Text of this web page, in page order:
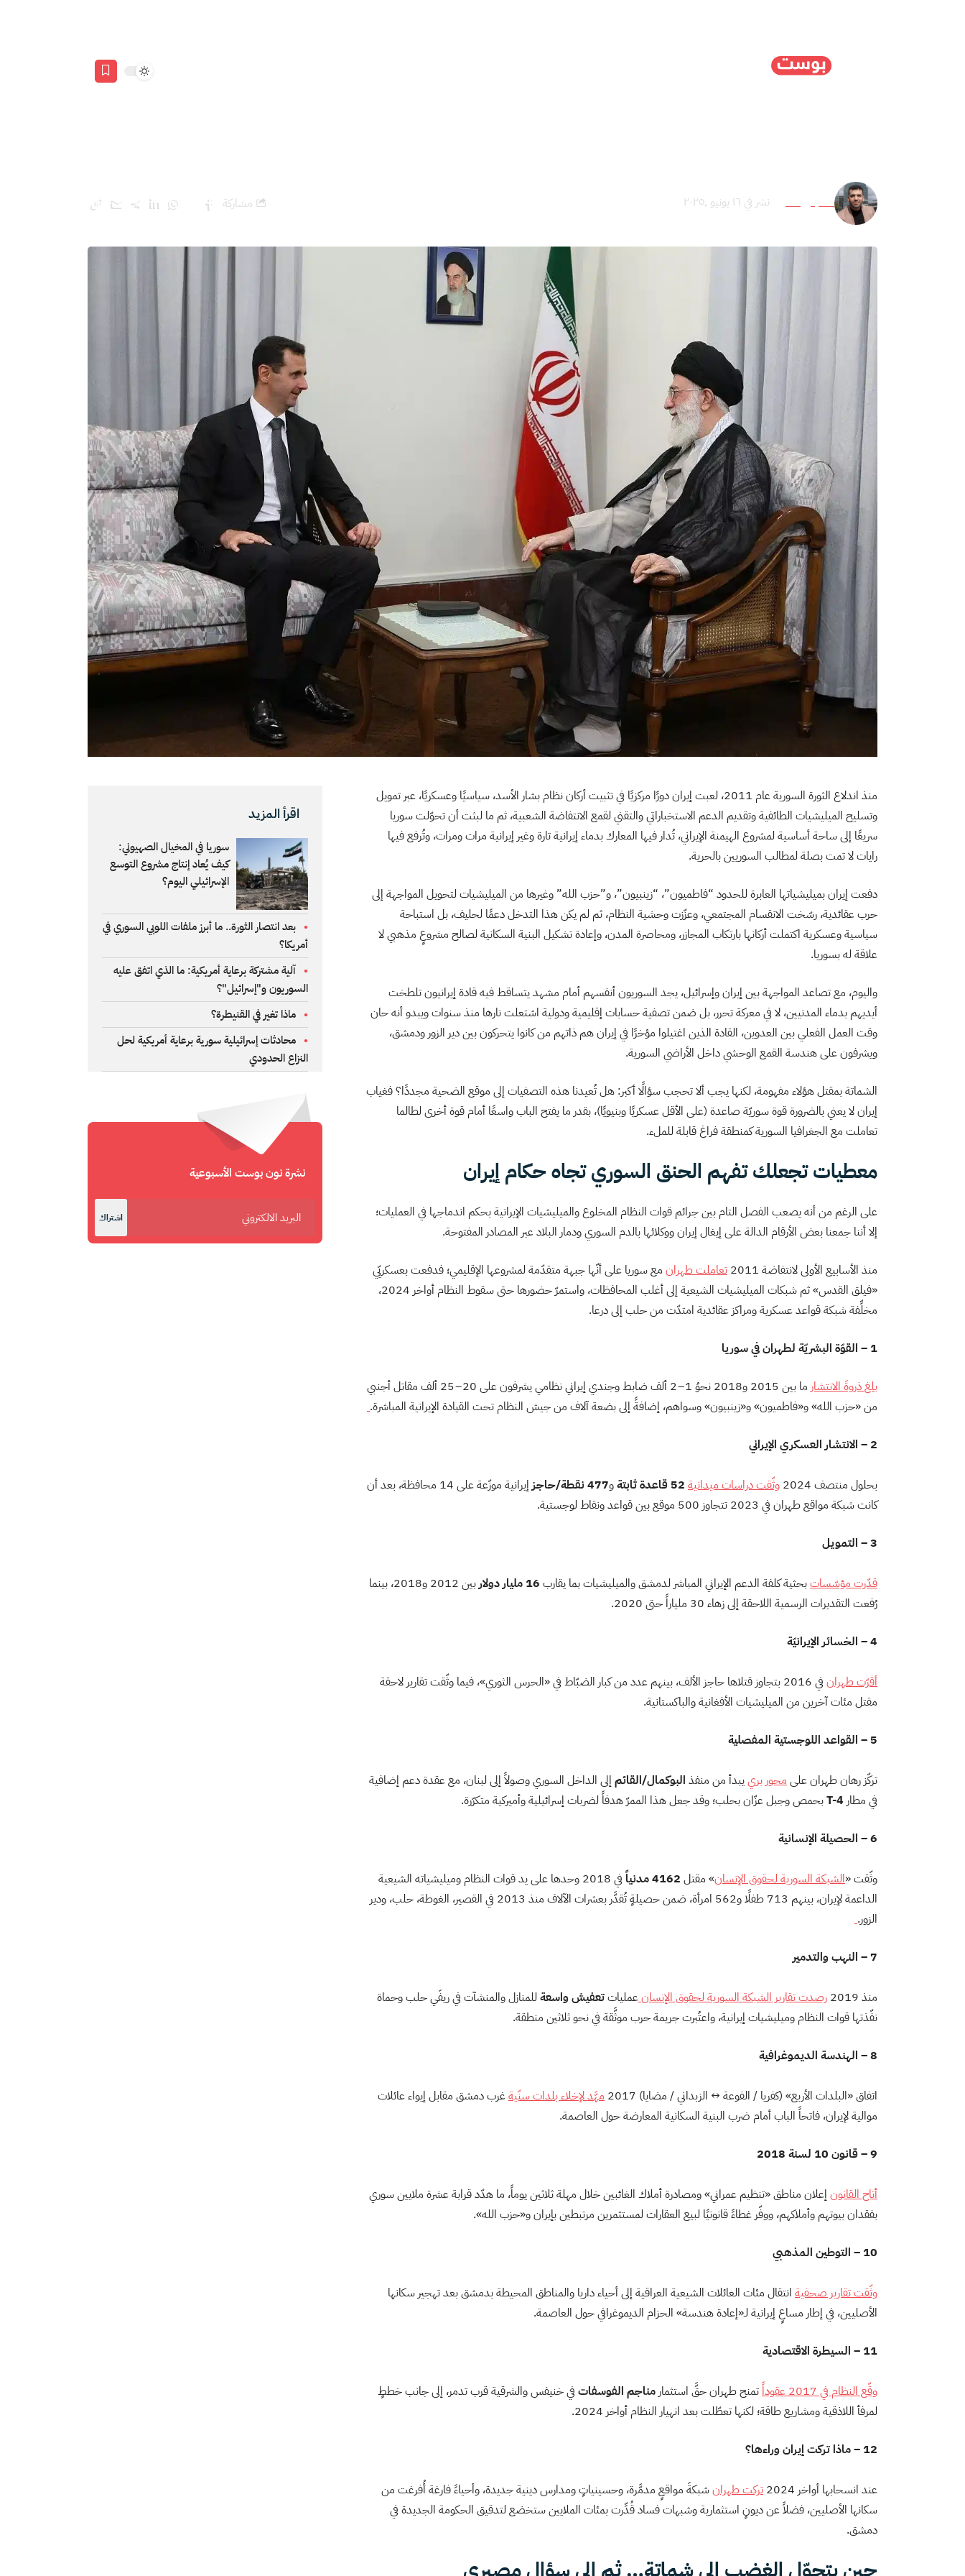
تمام أبو الخير نشر في ١٦ يونيو ,٢٠٢٥ مشاركة
منذ اندلاع الثورة السورية عام 2011، لعبت إيران دورًا مركزيًا في تثبيت أركان نظام بشار الأسد، سياسيًا وعسكريًا، عبر تمويل
وتسليح الميليشيات الطائفية وتقديم الدعم الاستخباراتي والتقني لقمع الانتفاضة الشعبية، ثم ما لبثت أن تحوّلت سوريا
سريعًا إلى ساحة أساسية لمشروع الهيمنة الإيراني، تُدار فيها المعارك بدماء إيرانية تارة وغير إيرانية مرات ومرات، وتُرفع فيها
رايات لا تمت بصلة لمطالب السوريين بالحرية.
دفعت إيران بميليشياتها العابرة للحدود “فاطميون”، “زينبيون”، و”حزب الله” وغيرها من الميليشيات لتحويل المواجهة إلى
حرب عقائدية، رسّخت الانقسام المجتمعي، وعزّزت وحشية النظام، ثم لم يكن هذا التدخل دعمًا لحليف، بل استباحة
سياسية وعسكرية اكتملت أركانها بارتكاب المجازر، ومحاصرة المدن، وإعادة تشكيل البنية السكانية لصالح مشروعٍ مذهبي لا
علاقة له بسوريا.
واليوم، مع تصاعد المواجهة بين إيران وإسرائيل، يجد السوريون أنفسهم أمام مشهد يتساقط فيه قادة إيرانيون تلطخت
أيديهم بدماء المدنيين، لا في معركة تحرر، بل ضمن تصفية حسابات إقليمية ودولية اشتعلت نارها منذ سنوات ويبدو أنه حان
وقت العمل الفعلي بين العدوين، القادة الذين اغتيلوا مؤخرًا في إيران هم ذاتهم من كانوا يتحركون بين دير الزور ودمشق،
ويشرفون على هندسة القمع الوحشي داخل الأراضي السورية.
الشماتة بمقتل هؤلاء مفهومة، لكنها يجب ألا تحجب سؤالًا أكبر: هل تُعيدنا هذه التصفيات إلى موقع الضحية مجددًا؟ فغياب
إيران لا يعني بالضرورة قوة سوريّة صاعدة (على الأقل عسكريًا وبنيويًا)، بقدر ما يفتح الباب واسعًا أمام قوة أخرى لطالما
تعاملت مع الجغرافيا السورية كمنطقة فراغ قابلة للملء.
معطيات تجعلك تفهم الحنق السوري تجاه حكام إيران
على الرغم من أنه يصعب الفصل التام بين جرائم قوات النظام المخلوع والميليشيات الإيرانية بحكم اندماجها في العمليات؛
إلا أننا جمعنا بعض الأرقام الدالة على إيغال إيران ووكلائها بالدم السوري ودمار البلاد عبر المصادر المفتوحة.
منذ الأسابيع الأولى لانتفاضة 2011 تعاملت طهران مع سوريا على أنّها جبهة متقدّمة لمشروعها الإقليمي؛ فدفعت بعسكريّي
«فيلق القدس» ثم شبكات الميليشيات الشيعية إلى أغلب المحافظات، واستمرّ حضورها حتى سقوط النظام أواخر 2024،
مخلِّفة شبكة قواعد عسكرية ومراكز عقائدية امتدّت من حلب إلى درعا.
1 – القوّة البشريّة لطهران في سوريا
بلغ ذروةَ الانتشار
ما بين 2015 و2018 نحوُ 1 – 2 ألف ضابط وجندي إيراني نظامي يشرفون على 20 – 25 ألف مقاتل أجنبي
من «حزب الله» و«فاطميون» و«زينبيون» وسواهم، إضافةً إلى بضعة آلاف من جيش النظام تحت القيادة الإيرانية المباشرة.
2 – الانتشار العسكري الإيراني
بحلول منتصف 2024 وثّقت دراسات ميدانية 52 قاعدة ثابتة و477 نقطة/حاجز
إيرانية موزّعة على 14 محافظة، بعد أن
كانت شبكة مواقع طهران في 2023 تتجاوز 500 موقع بين قواعد ونقاط لوجستية.
3 – التمويل
قدّرت مؤسّساتبحثية كلفة الدعم الإيراني المباشر لدمشق والميليشيات بما يقارب 16 مليار دولار
بين 2012 و2018، بينما
رُفعت التقديرات الرسمية اللاحقة إلى زهاء 30 ملياراً حتى 2020.
4 – الخسائر الإيرانيّة
أقرّت طهران
في 2016 بتجاوز قتلاها حاجز الألف، بينهم عدد من كبار الضبّاط في «الحرس الثوري»، فيما وثّقت تقارير لاحقة
مقتل مئات آخرين من الميليشيات الأفغانية والباكستانية.
5 – القواعد اللوجستية المفصلية
تركّز رهان طهران علىمحور برييبدأ من منفذ البوكمال/القائم إلى الداخل السوري وصولاً إلى لبنان، مع عقدة دعم إضافية
في مطار T-4بحمص وجبل عزّان بحلب؛ وقد جعل هذا الممرّ هدفاً لضربات إسرائيلية وأميركية متكرّرة.
6 – الحصيلة الإنسانية
وثّقت «الشبكة السورية لحقوق الإنسان» مقتل 4162 مدنياً
في 2018 وحدها على يد قوات النظام وميليشياته الشيعية
الداعمة لإيران، بينهم 713 طفلًا و562 امرأة، ضمن حصيلةٍ تُقدَّر بعشرات الآلاف منذ 2013 في القصير، الغوطة، حلب، ودير
الزور.
7 – النهب والتدمير
منذ 2019 رصدت تقارير الشبكة السورية لحقوق الإنسانعملياتتعفيش واسعةللمنازل والمنشآت في ريفَي حلب وحماة
نفّذتها قوات النظام وميليشيات إيرانية، واعتُبرت جريمة حرب موثَّقة في نحو ثلاثين منطقة.
8 – الهندسة الديموغرافية
اتفاق «البلدات الأربع» (كفريا / الفوعة ↔ الزبداني / مضايا) 2017 مهَّد لإخلاء بلدات سنّيةغرب دمشق مقابل إيواء عائلات
موالية لإيران، فاتحاً الباب أمام ضرب البنية السكانية المعارضة حول العاصمة.
9 – قانون 10 لسنة 2018
أتاح القانون إعلان مناطق «تنظيم عمراني» ومصادرة أملاك الغائبين خلال مهلة ثلاثين يوماً، ما هدّد قرابة عشرة ملايين سوري
بفقدان بيوتهم وأملاكهم، ووفّر غطاءً قانونيًا لبيع العقارات لمستثمرين مرتبطين بإيران و«حزب الله».
10 – التوطين المذهبي
وثّقت تقارير صحفية انتقال مئات العائلات الشيعية العراقية إلى أحياء داريا والمناطق المحيطة بدمشق بعد تهجير سكانها
الأصليين، في إطار مساعٍ إيرانية لـ«إعادة هندسة» الحزام الديموغرافي حول العاصمة.
11 – السيطرة الاقتصادية
وقّع النظام في 2017 عقوداً تمنح طهران حقَّ استثمار مناجم الفوسفات في خنيفس والشرقية قرب تدمر، إلى جانب خططٍ
لمرفأ اللاذقية ومشاريع طاقة؛ لكنها تعطّلت بعد انهيار النظام أواخر 2024.
12 – ماذا تركت إيران وراءها؟
عند انسحابها أواخر 2024 تركت طهرانشبكةَ مواقعٍ مدمَّرة، وحسينياتٍ ومدارس دينية جديدة، وأحياءً فارغة أُفرغت من
سكانها الأصليين، فضلاً عن ديونٍ استثمارية وشبهات فساد قُدِّرت بمئات الملايين ستخضع لتدقيق الحكومة الجديدة في
دمشق.
اقرأ المزيد
سوريا في المخيال الصهيوني:
كيف يُعاد إنتاج مشروع التوسع
الإسرائيلي اليوم؟
بعد انتصار الثورة.. ما أبرز ملفات اللوبي السوري في
أمريكا؟
آلية مشتركة برعاية أمريكية: ما الذي اتفق عليه
السوريون و"إسرائيل"؟
ماذا تغير في القنيطرة؟
محادثات إسرائيلية سورية برعاية أمريكية لحل
النزاع الحدودي
نشرة نون بوست الأسبوعية
اشتراك